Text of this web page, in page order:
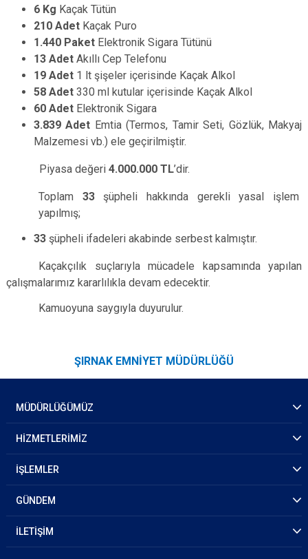
6 Kg Kaçak Tütün
210 Adet Kaçak Puro
1.440 Paket Elektronik Sigara Tütünü
13 Adet Akıllı Cep Telefonu
19 Adet 1 lt şişeler içerisinde Kaçak Alkol
58 Adet 330 ml kutular içerisinde Kaçak Alkol
60 Adet Elektronik Sigara
3.839 Adet Emtia (Termos, Tamir Seti, Gözlük, Makyaj
Malzemesi vb.) ele geçirilmiştir.
Piyasa değeri 4.000.000 TL’dir.
Toplam 33 şüpheli hakkında gerekli yasal işlem
yapılmış;
33 şüpheli ifadeleri akabinde serbest kalmıştır.
Kaçakçılık suçlarıyla mücadele kapsamında yapılan
çalışmalarımız kararlılıkla devam edecektir.
Kamuoyuna saygıyla duyurulur.
ŞIRNAK EMNİYET MÜDÜRLÜĞÜ
MÜDÜRLÜĞÜMÜZ
HİZMETLERİMİZ
İŞLEMLER
GÜNDEM
İLETİŞİM